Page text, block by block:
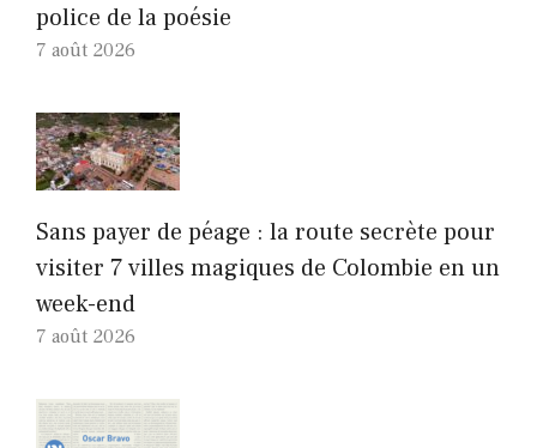
police de la poésie
7 août 2026
Sans payer de péage : la route secrète pour
visiter 7 villes magiques de Colombie en un
week-end
7 août 2026